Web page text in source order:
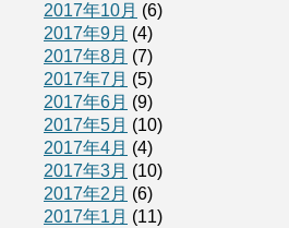
2017年10月 (6)
2017年9月 (4)
2017年8月 (7)
2017年7月 (5)
2017年6月 (9)
2017年5月 (10)
2017年4月 (4)
2017年3月 (10)
2017年2月 (6)
2017年1月 (11)